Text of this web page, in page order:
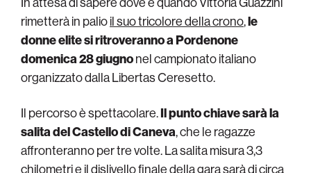
rimetterà in palioil suo tricolore della crono,le
donne elite si ritroveranno a Pordenone
domenica 28 giugnonel campionato italiano
organizzato dalla Libertas Ceresetto.
Il percorso è spettacolare.Il punto chiave sarà la
salita del Castello di Caneva, che le ragazze
affronteranno per tre volte. La salita misura 3,3
chilometri e il dislivello finale della gara sarà di circa